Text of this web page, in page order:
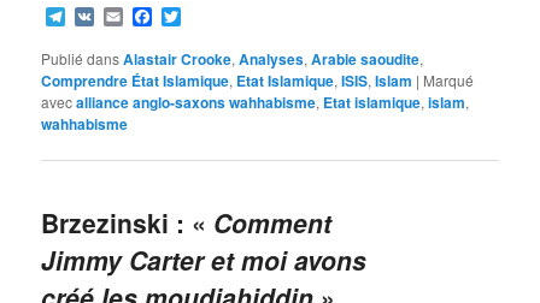
Telegram
VK EmailFacebook
Publié dansAlastair Crooke,Analyses,Arabie saoudite,
Comprendre État Islamique, Etat Islamique,ISIS,Islam | Marqué
avecalliance anglo-saxons wahhabisme, Etat islamique,islam,
wahhabisme
Brzezinski : « Comment
Jimmy Carter et moi avons